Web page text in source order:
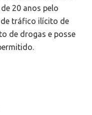
20 anos pelo
tráfico ilícito de
de drogas e posse